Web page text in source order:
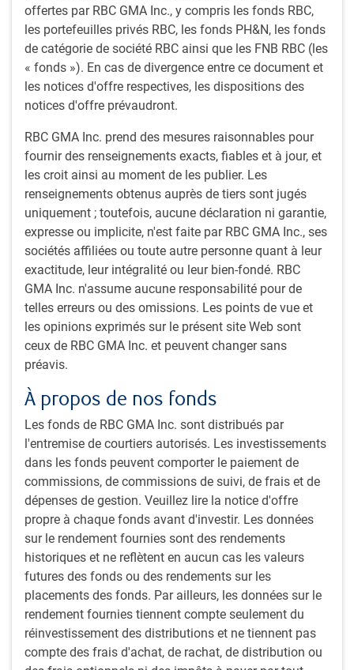
offertes par RBC GMA Inc., y compris les fonds RBC,
les portefeuilles privés RBC, les fonds PH&N, les fonds
de catégorie de société RBC ainsi que les FNB RBC (les
« fonds »). En cas de divergence entre ce document et
les notices d'offre respectives, les dispositions des
notices d'offre prévaudront.
RBC GMA Inc. prend des mesures raisonnables pour
fournir des renseignements exacts, fiables et à jour, et
les croit ainsi au moment de les publier. Les
renseignements obtenus auprès de tiers sont jugés
uniquement ; toutefois, aucune déclaration ni garantie,
expresse ou implicite, n'est faite par RBC GMA Inc., ses
sociétés affiliées ou toute autre personne quant à leur
exactitude, leur intégralité ou leur bien-fondé. RBC
GMA Inc. n'assume aucune responsabilité pour de
telles erreurs ou des omissions. Les points de vue et
les opinions exprimés sur le présent site Web sont
ceux de RBC GMA Inc. et peuvent changer sans
préavis.
À propos de nos fonds
Les fonds de RBC GMA Inc. sont distribués par
l'entremise de courtiers autorisés. Les investissements
dans les fonds peuvent comporter le paiement de
commissions, de commissions de suivi, de frais et de
dépenses de gestion. Veuillez lire la notice d'offre
propre à chaque fonds avant d'investir. Les données
sur le rendement fournies sont des rendements
historiques et ne reflètent en aucun cas les valeurs
futures des fonds ou des rendements sur les
placements des fonds. Par ailleurs, les données sur le
rendement fournies tiennent compte seulement du
réinvestissement des distributions et ne tiennent pas
compte des frais d'achat, de rachat, de distribution ou
Notre approche
Philosophie et style de placement
Le principal objectif de la stratégie consiste à ajouter de
la valeur tout en limitant le risque.
caractéristiques distinctives :
Utilisation de plusieurs stratégies sous-jacentes de
titres à revenu fixe pour ajouter de la valeur
Adoption d’une approche prudente au moyen de la
prise simultanée de positions modérées dans un
certain nombre de stratégies en mettant l’accent sur
le profil risque-rendement de chaque stratégie et de
l’ensemble du portefeuille
Méthode axée sur le contrôle des risques, qui
s’appuie sur des directives strictes et un suivi
rigoureux
Accent sur l’utilisation de stratégies d’amélioration
du rendement en revenu, comme les obligations
étrangères, de sociétés et provinciales, et les
hypothèques.
Cette approche perfectionnée depuis plus de 30 ans
vise à procurer une valeur ajoutée constante et
prévisible, tant en matière de rendement global que
d’objectifs de revenu. La clé pour atteindre ces objectifs
est d’avoir de nombreuses stratégies à l’œuvre au sein
du portefeuille en même temps.
Processus de placement
Le processus de placement de l’équipe comporte quatre
étapes :
Repérage des occasions : L’équipe repère des occasions
de placement intéressantes qui présentent un profil